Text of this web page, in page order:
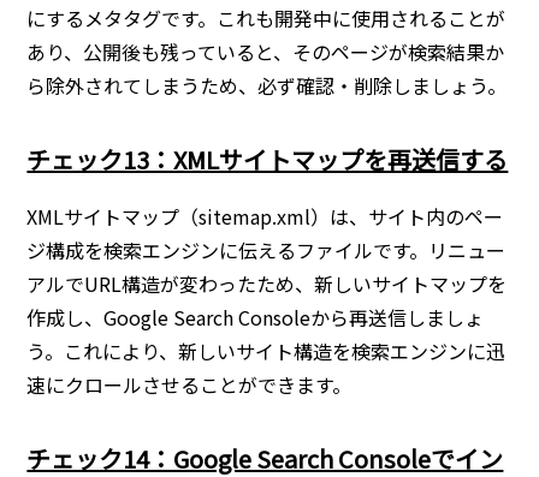
にするメタタグです。これも開発中に使用されることが
あり、公開後も残っていると、そのページが検索結果か
ら除外されてしまうため、必ず確認・削除しましょう。
チェック13：XMLサイトマップを再送信する
XMLサイトマップ（sitemap.xml）は、サイト内のペー
ジ構成を検索エンジンに伝えるファイルです。リニュー
アルでURL構造が変わったため、新しいサイトマップを
作成し、Google Search Consoleから再送信しましょ
う。これにより、新しいサイト構造を検索エンジンに迅
速にクロールさせることができます。
チェック14：Google Search Consoleでイン